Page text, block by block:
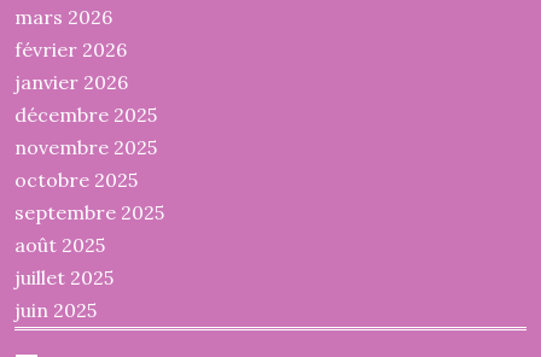
mars 2026
février 2026
janvier 2026
décembre 2025
novembre 2025
octobre 2025
septembre 2025
août 2025
juillet 2025
juin 2025